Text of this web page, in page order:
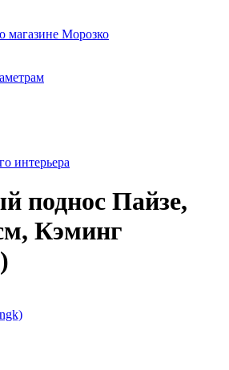
интерьера
поднос Пайзе,
Кэминг